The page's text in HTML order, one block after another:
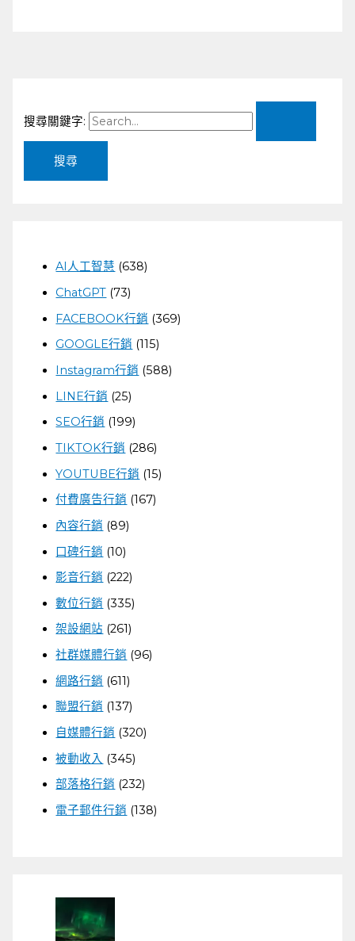
搜尋關鍵字:
AI人工智慧 (638)
ChatGPT (73)
FACEBOOK行銷 (369)
GOOGLE行銷 (115)
Instagram行銷 (588)
LINE行銷 (25)
SEO行銷 (199)
TIKTOK行銷 (286)
YOUTUBE行銷 (15)
付費廣告行銷 (167)
內容行銷 (89)
口碑行銷 (10)
影音行銷 (222)
數位行銷 (335)
架設網站 (261)
社群媒體行銷 (96)
網路行銷 (611)
聯盟行銷 (137)
自媒體行銷 (320)
被動收入 (345)
部落格行銷 (232)
電子郵件行銷 (138)